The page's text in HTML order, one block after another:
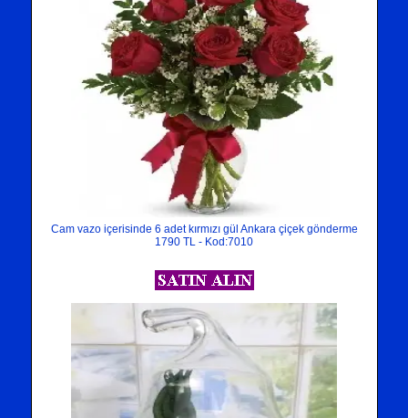
Cam vazo içerisinde 6 adet kırmızı gül Ankara çiçek gönderme
1790 TL - Kod:7010